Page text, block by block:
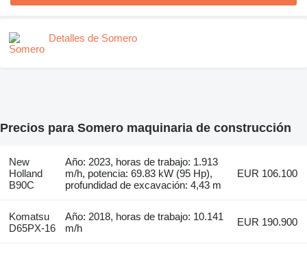
Detalles de Somero
Precios para Somero maquinaria de construcción
New
Holland
B90C
Año: 2023, horas de trabajo: 1.913
m/h, potencia: 69.83 kW (95 Hp),
profundidad de excavación: 4,43 m
EUR 106.100
Komatsu
D65PX-16
Año: 2018, horas de trabajo: 10.141
m/h
EUR 190.900